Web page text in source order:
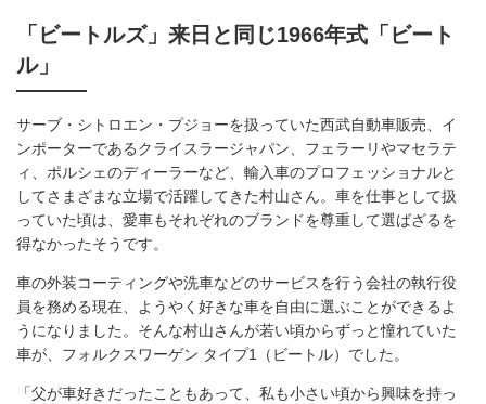
「ビートルズ」来日と同じ1966年式「ビート
ル」
サーブ・シトロエン・プジョーを扱っていた西武自動車販売、イ
ンポーターであるクライスラージャパン、フェラーリやマセラテ
ィ、ポルシェのディーラーなど、輸入車のプロフェッショナルと
してさまざまな立場で活躍してきた村山さん。車を仕事として扱
っていた頃は、愛車もそれぞれのブランドを尊重して選ばざるを
得なかったそうです。
車の外装コーティングや洗車などのサービスを行う会社の執行役
員を務める現在、ようやく好きな車を自由に選ぶことができるよ
うになりました。そんな村山さんが若い頃からずっと憧れていた
車が、フォルクスワーゲン タイプ1（ビートル）でした。
「父が車好きだったこともあって、私も小さい頃から興味を持っ